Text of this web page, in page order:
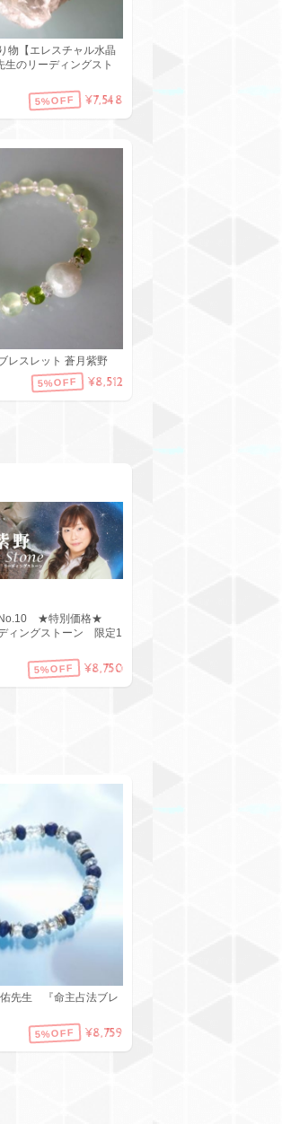
物【エレスチャル水晶
のリーディングスト
5%OFF ¥7,548
レスレット 蒼月紫野
5%OFF ¥8,512
No.10 ★特別価格★
ィングストーン 限定1
5%OFF ¥8,750
先生 『命主占法ブレ
5%OFF ¥8,759